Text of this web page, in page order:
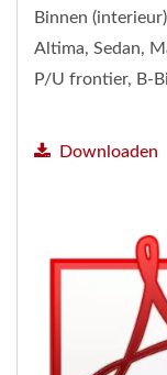
Binnen
Altima, Sedan,
P/U frontier, B-
Downloaden